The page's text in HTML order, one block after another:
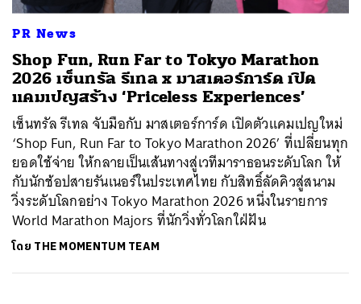
PR News
Shop Fun, Run Far to Tokyo Marathon
2026 เซ็นทรัล รีเทล x มาสเตอร์การ์ด เปิด
แคมเปญสร้าง ‘Priceless Experiences’
เซ็นทรัล รีเทล จับมือกับ มาสเตอร์การ์ด เปิดตัวแคมเปญใหม่
‘Shop Fun, Run Far to Tokyo Marathon 2026’ ที่เปลี่ยนทุก
ยอดใช้จ่าย ให้กลายเป็นเส้นทางสู่เวทีมาราธอนระดับโลก ให้
กับนักช้อปสายรันเนอร์ในประเทศไทย กับสิทธิ์ลัดคิวสู่สนาม
วิ่งระดับโลกอย่าง Tokyo Marathon 2026 หนึ่งในรายการ
World Marathon Majors ที่นักวิ่งทั่วโลกใฝ่ฝัน
โดย THE MOMENTUM TEAM
ค้นหา